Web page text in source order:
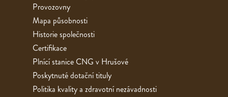
Provozovny
Mapa působnosti
Historie společnosti
Certifikace
Plnící stanice CNG v Hrušové
Poskytnuté dotační tituly
Politika kvality a zdravotní nezávadnosti